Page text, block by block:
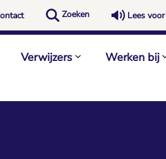
Zoeken Lees voor
Verwijzers Werken bij